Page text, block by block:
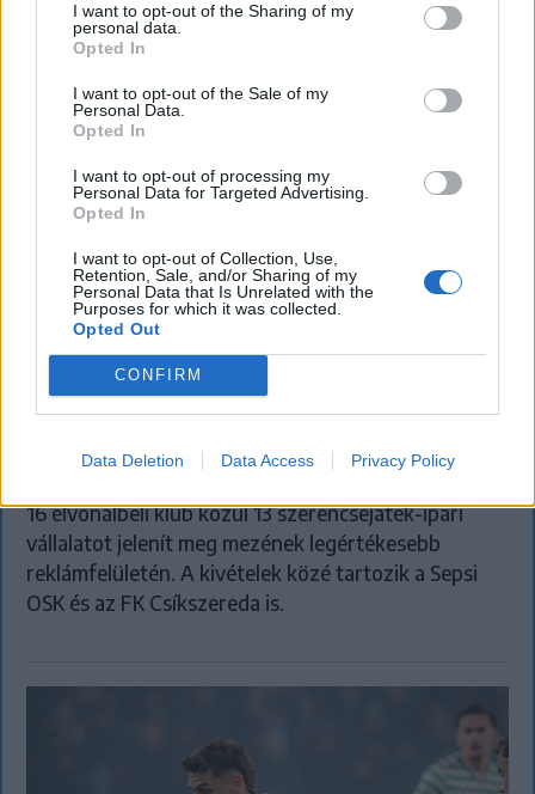
I want to opt-out of the Sharing of my
personal data.
Opted In
I want to opt-out of the Sale of my
Personal Data.
Opted In
I want to opt-out of processing my
Personal Data for Targeted Advertising.
Opted In
I want to opt-out of Collection, Use,
Retention, Sale, and/or Sharing of my
Personal Data that Is Unrelated with the
Purposes for which it was collected.
Opted Out
CONFIRM
Data Deletion Data Access Privacy Policy
Szembementek a trenddel: a Sepsi OSK
és az FK Csíkszereda kilóg a sorból a
16 élvonalbeli klub közül 13 szerencsejáték-ipari
vállalatot jelenít meg mezének legértékesebb
reklámfelületén. A kivételek közé tartozik a Sepsi
OSK és az FK Csíkszereda is.